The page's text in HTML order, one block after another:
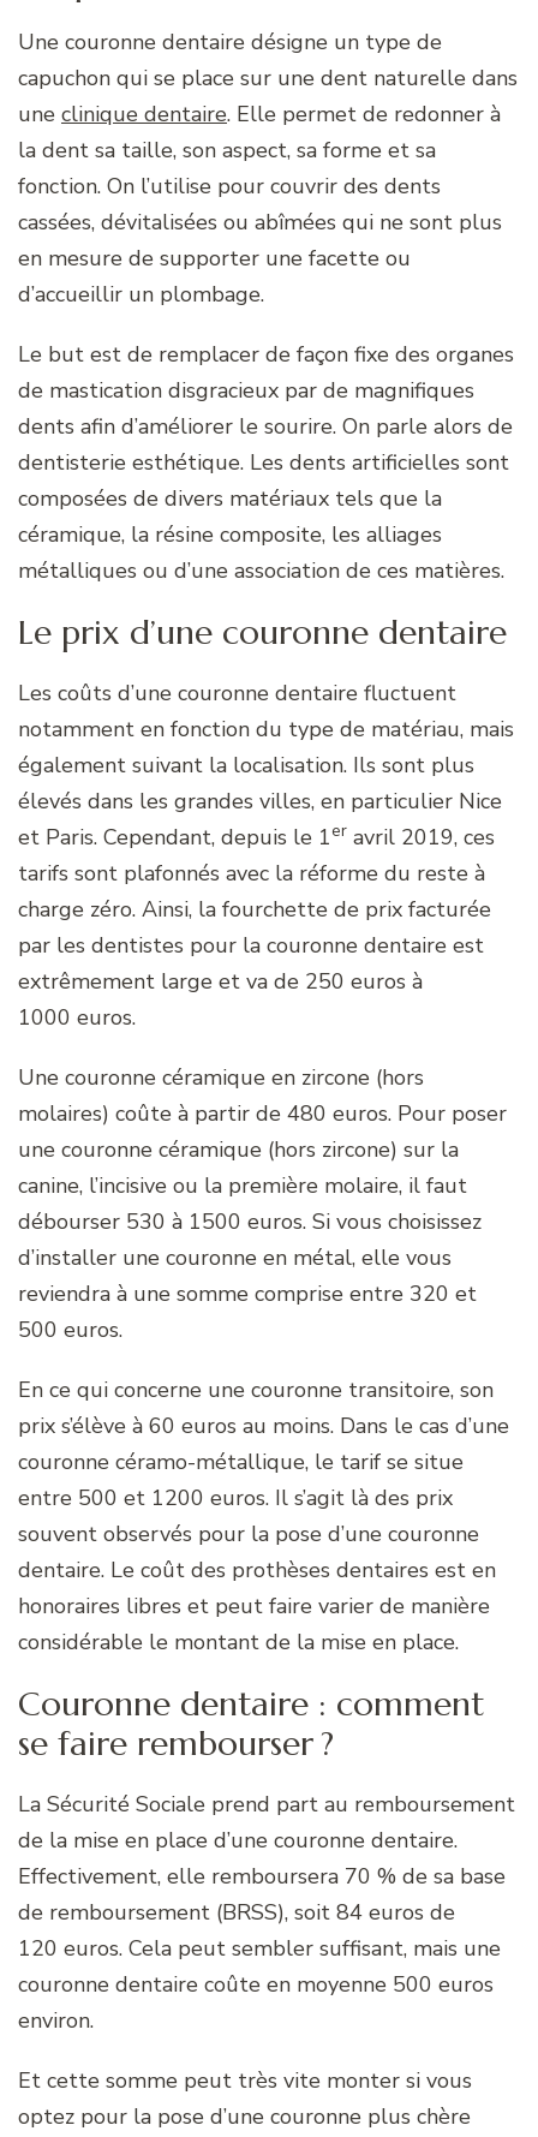
Une couronne dentaire désigne un type de
capuchon qui se place sur une dent naturelle dans
une clinique dentaire. Elle permet de redonner à
la dent sa taille, son aspect, sa forme et sa
fonction. On l’utilise pour couvrir des dents
cassées, dévitalisées ou abîmées qui ne sont plus
en mesure de supporter une facette ou
d’accueillir un plombage.
Le but est de remplacer de façon fixe des organes
de mastication disgracieux par de magnifiques
dents afin d’améliorer le sourire. On parle alors de
dentisterie esthétique. Les dents artificielles sont
composées de divers matériaux tels que la
céramique, la résine composite, les alliages
métalliques ou d’une association de ces matières.
Le prix d’une couronne dentaire
Les coûts d’une couronne dentaire fluctuent
notamment en fonction du type de matériau, mais
également suivant la localisation. Ils sont plus
élevés dans les grandes villes, en particulier Nice
et Paris. Cependant, depuis le 1er avril 2019, ces
tarifs sont plafonnés avec la réforme du reste à
charge zéro. Ainsi, la fourchette de prix facturée
par les dentistes pour la couronne dentaire est
extrêmement large et va de 250 euros à
1000 euros.
Une couronne céramique en zircone (hors
molaires) coûte à partir de 480 euros. Pour poser
une couronne céramique (hors zircone) sur la
canine, l’incisive ou la première molaire, il faut
débourser 530 à 1500 euros. Si vous choisissez
d’installer une couronne en métal, elle vous
reviendra à une somme comprise entre 320 et
500 euros.
En ce qui concerne une couronne transitoire, son
prix s’élève à 60 euros au moins. Dans le cas d’une
couronne céramo-métallique, le tarif se situe
entre 500 et 1200 euros. Il s’agit là des prix
souvent observés pour la pose d’une couronne
dentaire. Le coût des prothèses dentaires est en
honoraires libres et peut faire varier de manière
considérable le montant de la mise en place.
Couronne dentaire : comment
se faire rembourser ?
La Sécurité Sociale prend part au remboursement
de la mise en place d’une couronne dentaire.
Effectivement, elle remboursera 70 % de sa base
de remboursement (BRSS), soit 84 euros de
120 euros. Cela peut sembler suffisant, mais une
couronne dentaire coûte en moyenne 500 euros
environ.
Et cette somme peut très vite monter si vous
optez pour la pose d’une couronne plus chère